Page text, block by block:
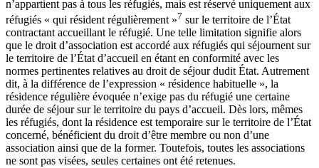
n’appartient pas à tous les réfugiés, mais est réservé uniquement aux
réfugiés « qui résident régulièrement »7 sur le territoire de l’État
contractant accueillant le réfugié. Une telle limitation signifie alors
que le droit d’association est accordé aux réfugiés qui séjournent sur
le territoire de l’État d’accueil en étant en conformité avec les
normes pertinentes relatives au droit de séjour dudit État. Autrement
dit, à la différence de l’expression « résidence habituelle », la
résidence régulière évoquée n’exige pas du réfugié une certaine
durée de séjour sur le territoire du pays d’accueil. Dès lors, mêmes
les réfugiés, dont la résidence est temporaire sur le territoire de l’État
concerné, bénéficient du droit d’être membre ou non d’une
association ainsi que de la former. Toutefois, toutes les associations
ne sont pas visées, seules certaines ont été retenues.